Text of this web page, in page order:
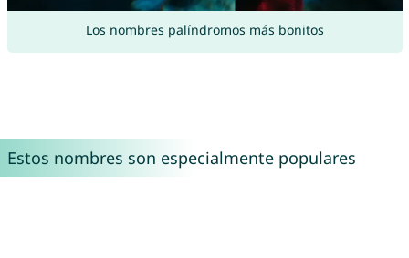
Los nombres palíndromos más bonitos
Estos nombres son especialmente populares